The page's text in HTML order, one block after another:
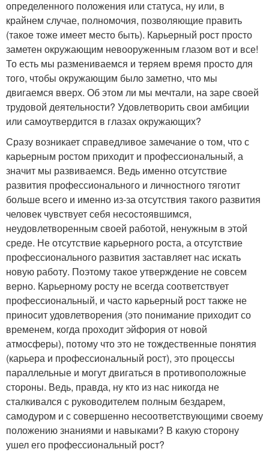
определенного положения или статуса, ну или, в
крайнем случае, полномочия, позволяющие править
(такое тоже имеет место быть). Карьерный рост просто
заметен окружающим невооруженным глазом вот и все!
То есть мы размениваемся и теряем время просто для
того, чтобы окружающим было заметно, что мы
двигаемся вверх. Об этом ли мы мечтали, на заре своей
трудовой деятельности? Удовлетворить свои амбиции
или самоутвердится в глазах окружающих?
Сразу возникает справедливое замечание о том, что с
карьерным ростом приходит и профессиональный, а
значит мы развиваемся. Ведь именно отсутствие
развития профессионального и личностного тяготит
больше всего и именно из-за отсутствия такого развития
человек чувствует себя несостоявшимся,
неудовлетворенным своей работой, ненужным в этой
среде. Не отсутствие карьерного роста, а отсутствие
профессионального развития заставляет нас искать
новую работу. Поэтому такое утверждение не совсем
верно. Карьерному росту не всегда соответствует
профессиональный, и часто карьерный рост также не
приносит удовлетворения (это понимание приходит со
временем, когда проходит эйфория от новой
атмосферы), потому что это не тождественные понятия
(карьера и профессиональный рост), это процессы
параллельные и могут двигаться в противоположные
стороны. Ведь, правда, ну кто из нас никогда не
сталкивался с руководителем полным бездарем,
самодуром и с совершенно несоответствующими своему
положению знаниями и навыками? В какую сторону
ушел его профессиональный рост?